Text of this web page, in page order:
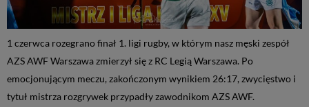
1 czerwca rozegrano finał 1. ligi rugby, w którym nasz męski zespół
AZS AWF Warszawa zmierzył się z RC Legią Warszawa. Po
emocjonującym meczu, zakończonym wynikiem 26:17, zwycięstwo i
tytuł mistrza rozgrywek przypadły zawodnikom AZS AWF.